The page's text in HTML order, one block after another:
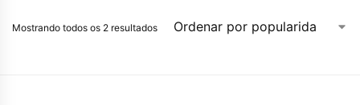
Mostrando todos os 2 resultados